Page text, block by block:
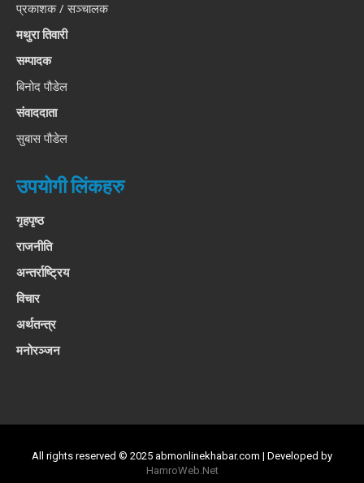
प्रकाशक / सञ्चालक
मथुरा तिवारी
सम्पादक
बिनोद पौडेल
संवाददाता
सुबास पौडेल
उपयोगी लिंकहरु
गृहपृष्ठ
राजनीति
अन्तर्राष्ट्रिय
विचार
अर्थतन्त्र
मनोरञ्जन
All rights reserved © 2025 abmonlinekhabar.com | Developed by
HamroWeb.Net